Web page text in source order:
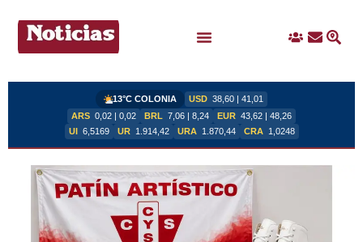
IngresoContacto
13°C COLONIA USD 38,60 | 41,01
ARS 0,02 | 0,02 BRL 7,06 | 8,24 EUR 43,62 | 48,26
UI 6,5169 UR 1.914,42 URA 1.870,44 CRA 1,0248